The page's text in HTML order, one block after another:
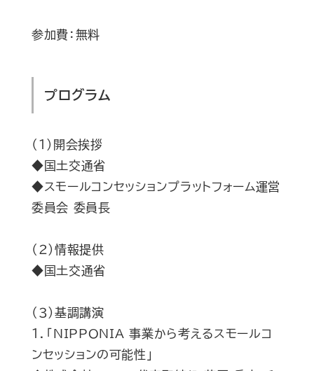
参加費：無料
プログラム
（１）開会挨拶
◆国土交通省
◆スモールコンセッションプラットフォーム運営
委員会 委員長
（２）情報提供
◆国土交通省
（３）基調講演
１．「NIPPONIA 事業から考えるスモールコ
ンセッションの可能性」